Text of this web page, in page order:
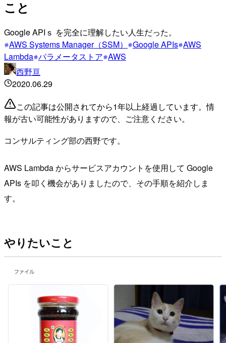
こと
Google APIｓ を完全に理解したい人生だった。
AWS Systems Manager（SSM）
Google APIs AWS
Lambda パラメータストア AWS
西野亘
2020.06.29
この記事は公開されてから1年以上経過しています。情
報が古い可能性がありますので、ご注意ください。
コンサルティング部の西野です。
AWS Lambda からサービスアカウントを使用して Google
APIs を叩く機会がありましたので、その手順を紹介しま
す。
やりたいこと